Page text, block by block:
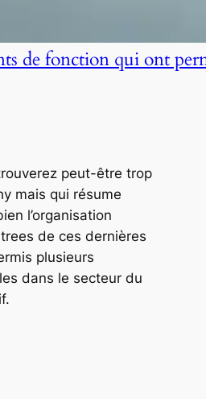
de fonction qui ont
peut-être trop
mais qui résume
l’organisation
de ces dernières
plusieurs
dans le secteur du